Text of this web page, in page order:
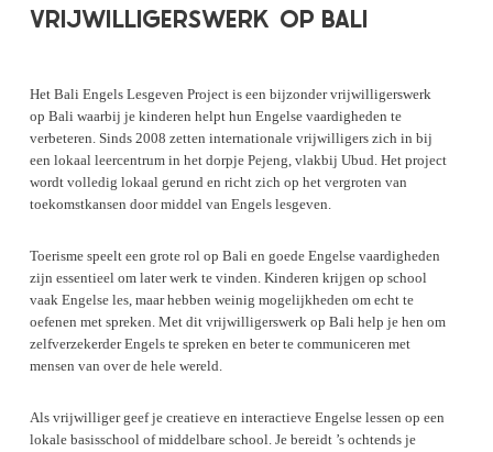
VRIJWILLIGERSWERK OP BALI
Het Bali Engels Lesgeven Project is een bijzonder vrijwilligerswerk
op Bali waarbij je kinderen helpt hun Engelse vaardigheden te
verbeteren. Sinds 2008 zetten internationale vrijwilligers zich in bij
een lokaal leercentrum in het dorpje Pejeng, vlakbij Ubud. Het project
wordt volledig lokaal gerund en richt zich op het vergroten van
toekomstkansen door middel van Engels lesgeven.
Toerisme speelt een grote rol op Bali en goede Engelse vaardigheden
zijn essentieel om later werk te vinden. Kinderen krijgen op school
vaak Engelse les, maar hebben weinig mogelijkheden om echt te
oefenen met spreken. Met dit vrijwilligerswerk op Bali help je hen om
zelfverzekerder Engels te spreken en beter te communiceren met
mensen van over de hele wereld.
Als vrijwilliger geef je creatieve en interactieve Engelse lessen op een
lokale basisschool of middelbare school. Je bereidt ’s ochtends je